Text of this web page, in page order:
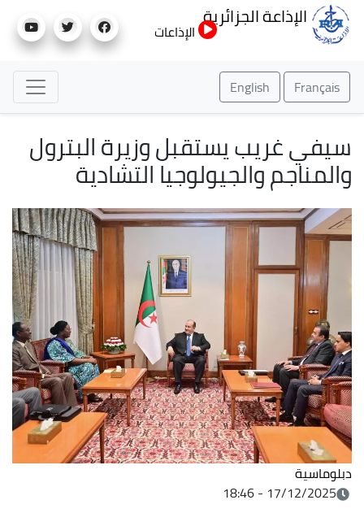
إلى
الإذاعة الجزائرية
الإذاعات
Français
English
سيفي غريب يستقبل وزيرة البترول
والمناجم والجيولوجيا التشادية
دبلوماسية
17/12/2025 - 18:46